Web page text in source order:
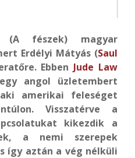
fészek) magyar
Erdélyi Mátyás (Saul
Ebben Jude Law
angol üzletembert
amerikai feleséget
Visszatérve a
kikezdik a
a nemi szerepek
így aztán a vég nélküli